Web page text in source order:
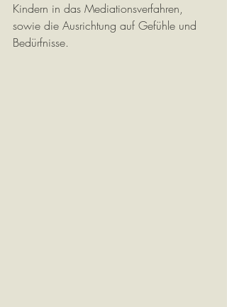
Kindern in das Mediationsverfahren,
sowie die Ausrichtung auf Gefühle und
Bedürfnisse.